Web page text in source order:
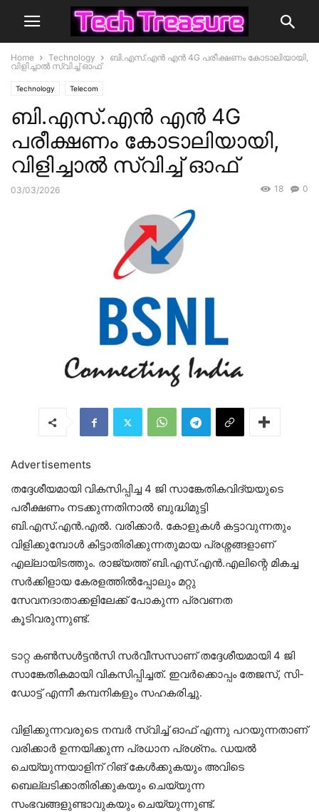
Home Technology
ബി.എസ്.എൻ എൻ 4G പരീക്ഷണം കോടാലിയായി,
വിളിച്ചാൽ സ്വിച്ച് ഓഫ്
Technology Telecom
ബി.എസ്.എൻ എൻ 4G
പരീക്ഷണം കോടാലിയായി,
വിളിച്ചാൽ സ്വിച്ച് ഓഫ്
03/03/2026 0
18
Advertisements
തദ്ദേശീയമായി വികസിപ്പിച്ച 4 ജി സാങ്കേതികവിദ്യയുടെ
പരീക്ഷണം നടക്കുന്നതിനാൽ ബുദ്ധിമുട്ടി
ബി.എസ്.എൻ.എൽ. വരിക്കാർ. കോളുകൾ കട്ടാവുന്നതും
വിളിക്കുമ്പോൾ കിട്ടാതിരിക്കുന്നതുമായ പ്രശ്നങ്ങളാണ്
എല്ലായിടത്തും. രാജ്യത്ത് ബി.എസ്.എൻ.എലിന്റെ മികച്ച
സർക്കിളായ കേരളത്തിൽപ്പോലും മറ്റു
സേവനദാതാക്കളിലേക്ക് പോകുന്ന പ്രവണത
കൂടിവരുന്നുണ്ട്.
ടാറ്റ കൺസൾട്ടൻസി സർവീസസാണ് തദ്ദേശീയമായി 4 ജി
സാങ്കേതികമായി വികസിപ്പിച്ചത്. ഇവർക്കൊപ്പം തേജസ്, സി-
ഡോട്ട് എന്നീ കമ്പനികളും സഹകരിച്ചു.
വിളിക്കുന്നവരുടെ നമ്പർ സ്വിച്ച് ഓഫ് എന്നു പറയുന്നതാണ്
വരിക്കാർ ഉന്നയിക്കുന്ന പ്രധാന പ്രശ്‌നം. ഡയൽ
ചെയ്യുന്നയാളിന് റിങ് കേൾക്കുകയും അവിടെ
ബെല്ലടിക്കാതിരിക്കുകയും ചെയ്യുന്ന
സംഭവങ്ങളുണ്ടാവുകയും ചെയ്യുന്നുണ്ട്.